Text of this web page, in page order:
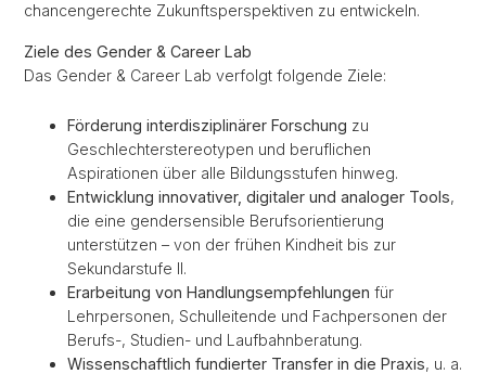
chancengerechte Zukunftsperspektiven zu entwickeln.
Ziele des Gender & Career Lab
Das Gender & Career Lab verfolgt folgende Ziele:
Förderung interdisziplinärer Forschung zu
Geschlechterstereotypen und beruflichen
Aspirationen über alle Bildungsstufen hinweg.
Entwicklung innovativer, digitaler und analoger Tools,
die eine gendersensible Berufsorientierung
unterstützen – von der frühen Kindheit bis zur
Sekundarstufe II.
Erarbeitung von Handlungsempfehlungen für
Lehrpersonen, Schulleitende und Fachpersonen der
Berufs-, Studien- und Laufbahnberatung.
Wissenschaftlich fundierter Transfer in die Praxis, u. a.